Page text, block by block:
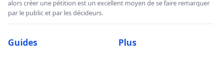
alors créer une pétition est un excellent moyen de se faire remarquer
par le public et par les décideurs.
Guides Plus